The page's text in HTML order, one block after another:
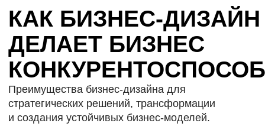
СТРАТЕГАМ
которые ищут подходы будущего